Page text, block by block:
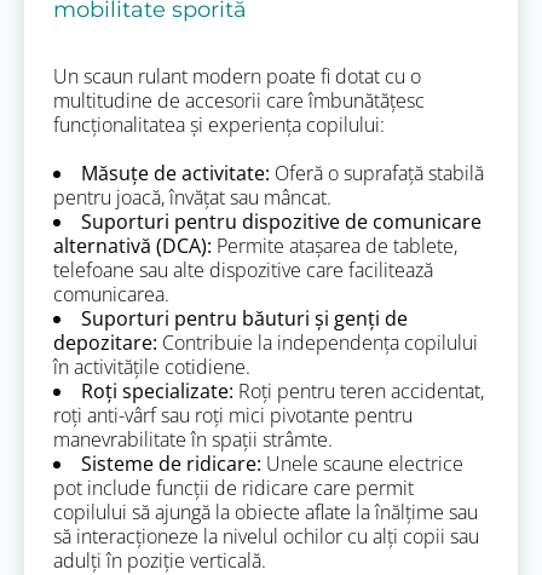
mobilitate sporită
Un scaun rulant modern poate fi dotat cu o
multitudine de accesorii care îmbunătățesc
funcționalitatea și experiența copilului:
Măsuțe de activitate: Oferă o suprafață stabilă
pentru joacă, învățat sau mâncat.
Suporturi pentru dispozitive de comunicare
alternativă (DCA): Permite atașarea de tablete,
telefoane sau alte dispozitive care facilitează
comunicarea.
Suporturi pentru băuturi și genți de
depozitare: Contribuie la independența copilului
în activitățile cotidiene.
Roți specializate: Roți pentru teren accidentat,
roți anti-vârf sau roți mici pivotante pentru
manevrabilitate în spații strâmte.
Sisteme de ridicare: Unele scaune electrice
pot include funcții de ridicare care permit
copilului să ajungă la obiecte aflate la înălțime sau
să interacționeze la nivelul ochilor cu alți copii sau
adulți în poziție verticală.